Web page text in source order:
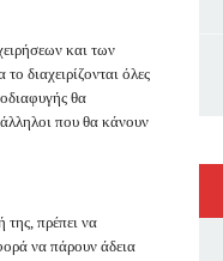
και των
διαχειρίζονται όλες
θα
που θα κάνουν
της, πρέπει να
να πάρουν άδεια